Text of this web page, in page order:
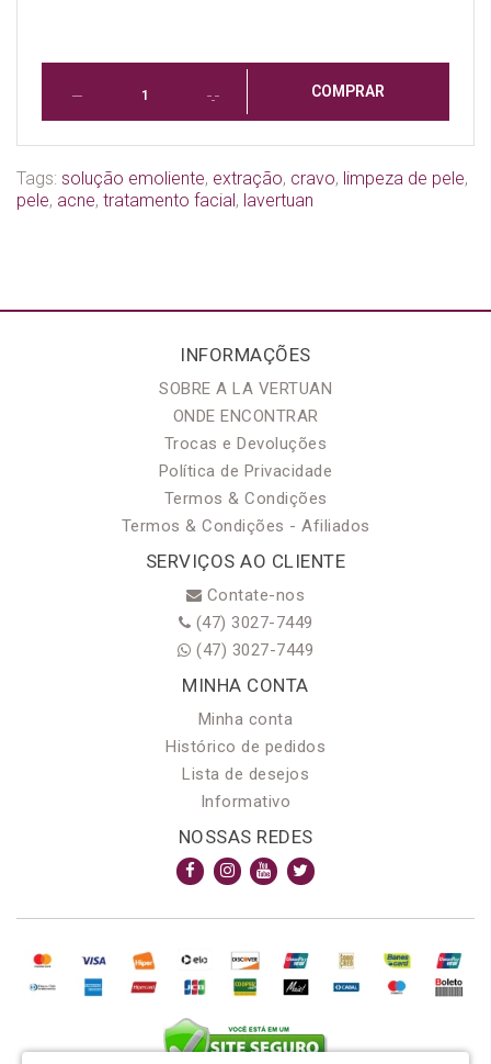
COMPRAR
Tags: solução emoliente, extração, cravo, limpeza de pele,
pele, acne, tratamento facial, lavertuan
INFORMAÇÕES
SOBRE A LA VERTUAN
ONDE ENCONTRAR
Trocas e Devoluções
Política de Privacidade
Termos & Condições
Termos & Condições - Afiliados
SERVIÇOS AO CLIENTE
Contate-nos
(47) 3027-7449
(47) 3027-7449
MINHA CONTA
Minha conta
Histórico de pedidos
Lista de desejos
Informativo
NOSSAS REDES